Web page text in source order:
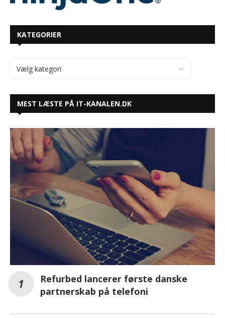
KATEGORIER
MEST LÆSTE PÅ IT-KANALEN.DK
Refurbed lancerer første danske
partnerskab på telefoni